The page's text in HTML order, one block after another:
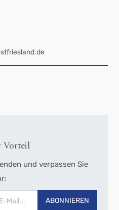
Vorteil
und verpassen Sie
ABONNIEREN